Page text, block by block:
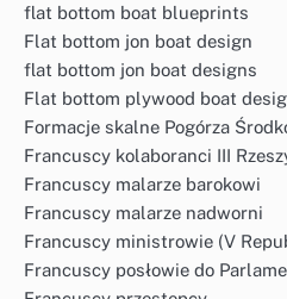
flat bottom boat blueprints
Flat bottom jon boat design
flat bottom jon boat designs
Flat bottom plywood boat
Formacje skalne Pogórza
Francuscy kolaboranci III
Francuscy malarze barokowi
Francuscy malarze nadworni
Francuscy ministrowie (V
Francuscy posłowie do